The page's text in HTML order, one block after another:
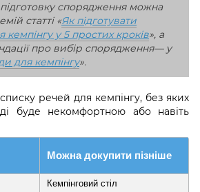
спорядження можна
статті «Як підготувати
у 5 простих кроків», а
про вибір спорядження— у
для кемпінгу».
речей для кемпінгу, без яких
буде некомфортною або навіть
Можна докупити пізніше
Кемпінговий стіл